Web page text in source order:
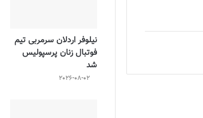
نیلوفر اردلان سرمربی تیم
فوتبال زنان پرسپولیس
شد
2026-08-02